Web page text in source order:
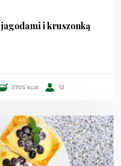
i kruszonką
3705 kcal 12